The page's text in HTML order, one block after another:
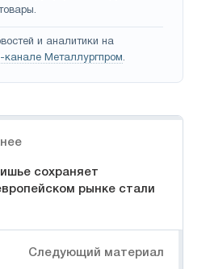
и аналитики на
канале Металлургпром.
сохраняет
рынке стали
Следующий материал